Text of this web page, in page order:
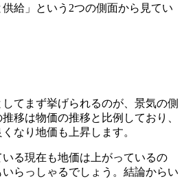
給」という2つの側面から見てい
てまず挙げられるのが、景気の側
移は物価の推移と比例しており、
なり地価も上昇します。
いる現在も地価は上がっているの
らっしゃるでしょう。結論からい